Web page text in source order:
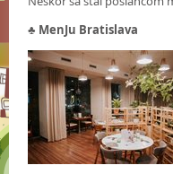
♣ MenJu Bratislava